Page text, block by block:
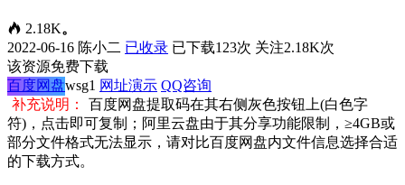
2.18K。
2022-06-16 陈小二 已收录 已下载123次 关注2.18K次
该资源免费下载
百度网盘wsg1 网址演示 QQ咨询
补充说明：
百度网盘提取码在其右侧灰色按钮上(白色字
符)，点击即可复制；阿里云盘由于其分享功能限制，≥4GB或
部分文件格式无法显示，请对比百度网盘内文件信息选择合适
的下载方式。